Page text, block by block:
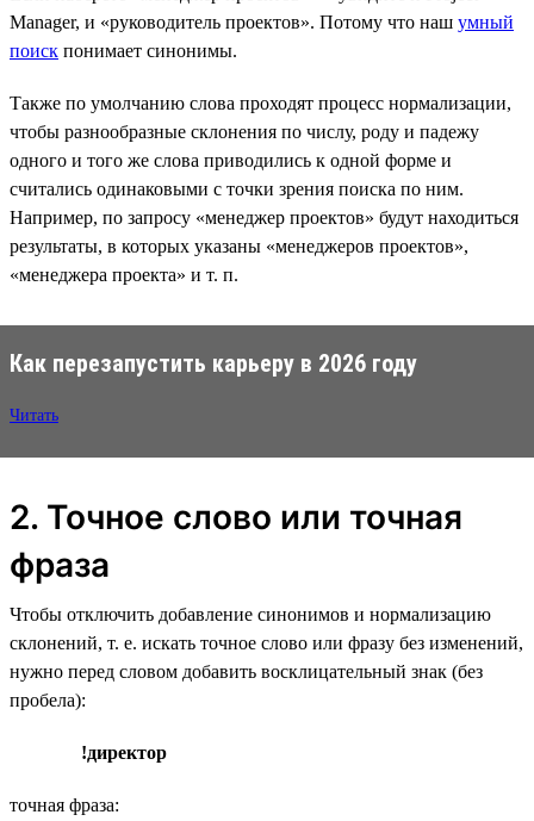
Manager, и «руководитель проектов». Потому что наш умный
поиск понимает синонимы.
Также по умолчанию слова проходят процесс нормализации,
чтобы разнообразные склонения по числу, роду и падежу
одного и того же слова приводились к одной форме и
считались одинаковыми с точки зрения поиска по ним.
Например, по запросу «менеджер проектов» будут находиться
результаты, в которых указаны «менеджеров проектов»,
«менеджера проекта» и т. п.
Как перезапустить карьеру в 2026 году
Читать
2. Точное слово или точная
фраза
Чтобы отключить добавление синонимов и нормализацию
склонений, т. е. искать точное слово или фразу без изменений,
нужно перед словом добавить восклицательный знак (без
пробела):
!директор
точная фраза: